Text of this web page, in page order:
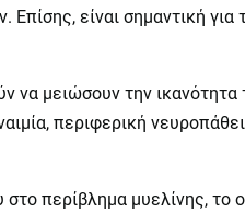
είναι σημαντική
μειώσουν την
περιφερική
περίβλημα μυελίνης, το